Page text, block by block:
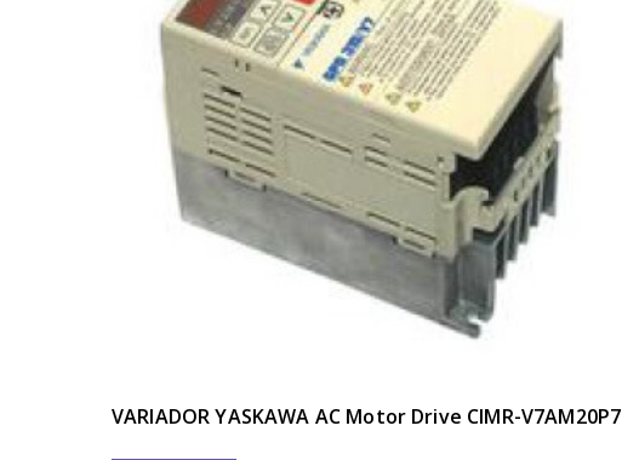
VARIADOR YASKAWA AC Motor Drive CIMR-V7AM20P7